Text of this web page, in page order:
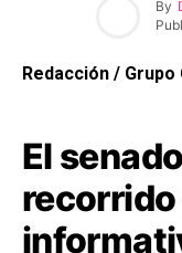
By
Redacción / Grupo
El
recorrido